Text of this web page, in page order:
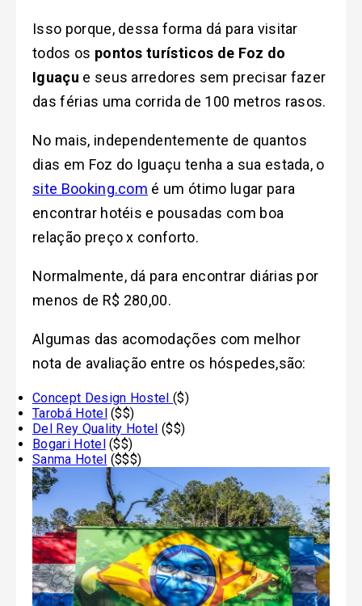
Isso porque, dessa forma dá para visitar
todos os pontos turísticos de Foz do
Iguaçu e seus arredores sem precisar fazer
das férias uma corrida de 100 metros rasos.
No mais, independentemente de quantos
dias em Foz do Iguaçu tenha a sua estada, o
site Booking.com é um ótimo lugar para
encontrar hotéis e pousadas com boa
relação preço x conforto.
Normalmente, dá para encontrar diárias por
menos de R$ 280,00.
Algumas das acomodações com melhor
nota de avaliação entre os hóspedes,são:
Concept Design Hostel($)
Tarobá Hotel ($$)
Del Rey Quality Hotel ($$)
Bogari Hotel ($$)
Sanma Hotel ($$$)